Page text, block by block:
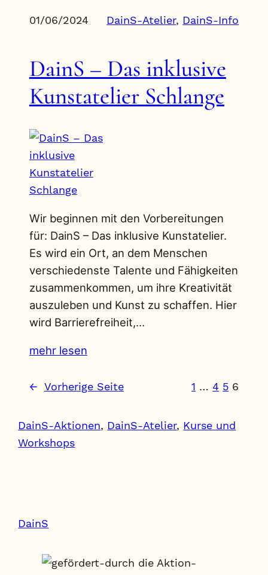
01/06/2024 DainS-Atelier, DainS-Info
DainS – Das inklusive
Kunstatelier Schlange
Wir beginnen mit den Vorbereitungen
für: DainS – Das inklusive Kunstatelier.
Es wird ein Ort, an dem Menschen
verschiedenste Talente und Fähigkeiten
zusammenkommen, um ihre Kreativität
auszuleben und Kunst zu schaffen. Hier
wird Barrierefreiheit,…
mehr lesen
← Vorherige Seite 1 … 4 5 6
DainS-Aktionen, DainS-Atelier, Kurse und
Workshops
DainS